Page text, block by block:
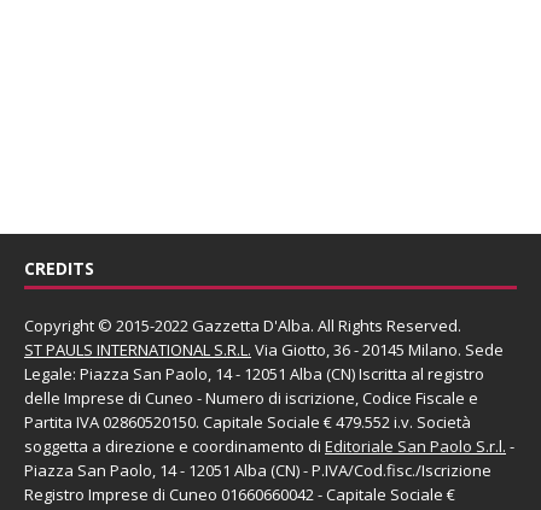
CREDITS
Copyright © 2015-2022 Gazzetta D'Alba. All Rights Reserved.
ST PAULS INTERNATIONAL S.R.L. Via Giotto, 36 - 20145 Milano. Sede
Legale: Piazza San Paolo, 14 - 12051 Alba (CN) Iscritta al registro
delle Imprese di Cuneo - Numero di iscrizione, Codice Fiscale e
Partita IVA 02860520150. Capitale Sociale € 479.552 i.v. Società
soggetta a direzione e coordinamento di Editoriale San Paolo S.r.l. -
Piazza San Paolo, 14 - 12051 Alba (CN) - P.IVA/Cod.fisc./Iscrizione
Registro Imprese di Cuneo 01660660042 - Capitale Sociale €